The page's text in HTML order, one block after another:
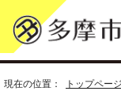
現在の位置： トップページ